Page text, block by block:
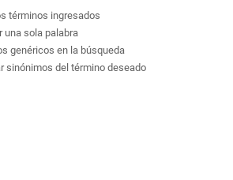
términos ingresados
una sola palabra
genéricos en la búsqueda
sinónimos del término deseado